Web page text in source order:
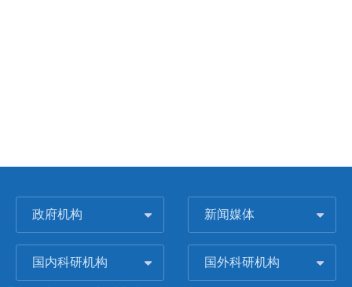
政府机构 新闻媒体
国内科研机构 国外科研机构